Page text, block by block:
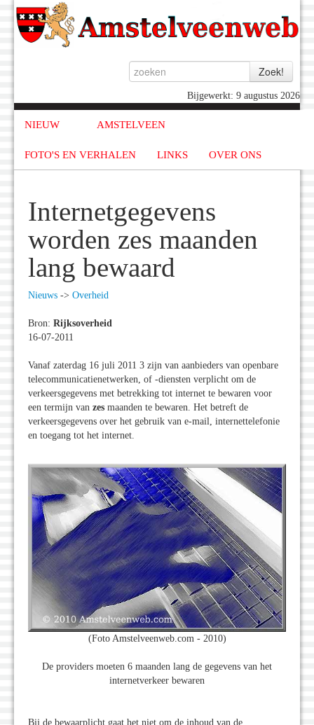
Bijgewerkt: 9 augustus 2026
NIEUW AMSTELVEEN
FOTO'S EN VERHALEN LINKS OVER ONS
Internetgegevens
worden zes maanden
lang bewaard
Nieuws -> Overheid
Bron: Rijksoverheid
16-07-2011
Vanaf zaterdag 16 juli 2011 3 zijn van aanbieders van openbare
telecommunicatienetwerken, of -diensten verplicht om de
verkeersgegevens met betrekking tot internet te bewaren voor
een termijn van zes maanden te bewaren. Het betreft de
verkeersgegevens over het gebruik van e-mail, internettelefonie
en toegang tot het internet.
(Foto Amstelveenweb.com - 2010)
De providers moeten 6 maanden lang de gegevens van het
internetverkeer bewaren
Bij de bewaarplicht gaat het niet om de inhoud van de